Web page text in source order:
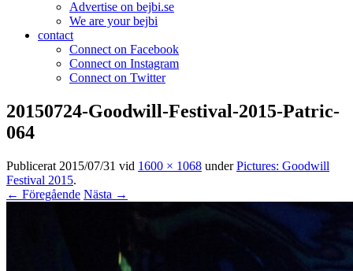
Advertise on bejbi.se
We are your bejbi
contact
Connect on Facebook
Connect on Instagram
Connect on Twitter
20150724-Goodwill-Festival-2015-Patric-
064
Publicerat 2015/07/31 vid 1600 × 1068 underPictures: Goodwill
Festival 2015.
← Föregående Nästa →